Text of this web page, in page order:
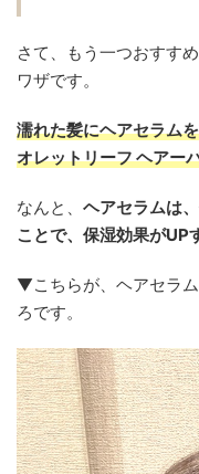
さて、もう一つおすす
ワザです。
濡れた髪にヘアセラム
オレットリーフ ヘアー
なんと、 ヘアセラムは、
ことで、保湿効果がUP
▼こちらが、ヘアセラ
ろです。